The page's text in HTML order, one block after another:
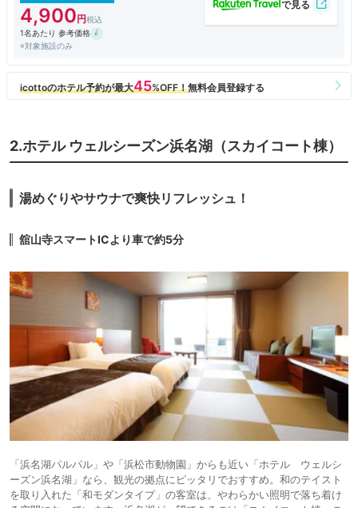
らは落ち着いて食事が出来て良かったです。
また利用するか？と言われればど平日の空いている日ならありかなという
感じで、週末等なら選ばないホテルという感想でした。
4,900
1名あたり 参考価格
※対象施設のみ
2.ホテル ウェルシーズン浜名湖（スカイコート棟）
湯めぐりやサウナで爽快リフレッシュ！
舘山寺スマートICより車で約5分
「浜名湖パルパル」や「浜松市動物園」からも近い「ホテル ウェルシ
ーズン浜名湖」なら、観光の拠点にピッタリでおすすめ。和のテイスト
を取り入れた「和モダンタイプ」の客室は、やわらかい照明で落ち着け